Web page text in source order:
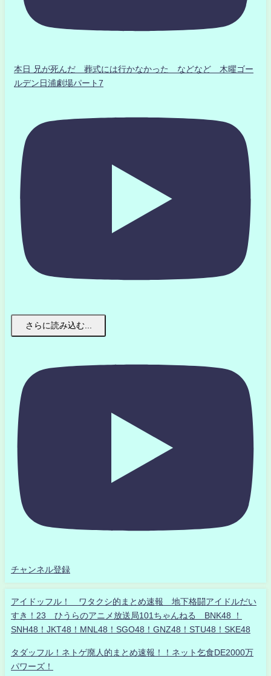
本日 兄が死んだ 葬式には行かなかった などなど 木曜ゴー
ルデン日浦劇場パート7
さらに読み込む...
チャンネル登録
アイドッフル！ ワタクシ的まとめ速報 地下格闘アイドルだい
すき！23 ひうらのアニメ放送局101ちゃんねる BNK48 ！
SNH48！JKT48！MNL48！SGO48！GNZ48！STU48！SKE48
タダッフル！ネトゲ廃人的まとめ速報！！ネット乞食DE2000万
パワーズ！